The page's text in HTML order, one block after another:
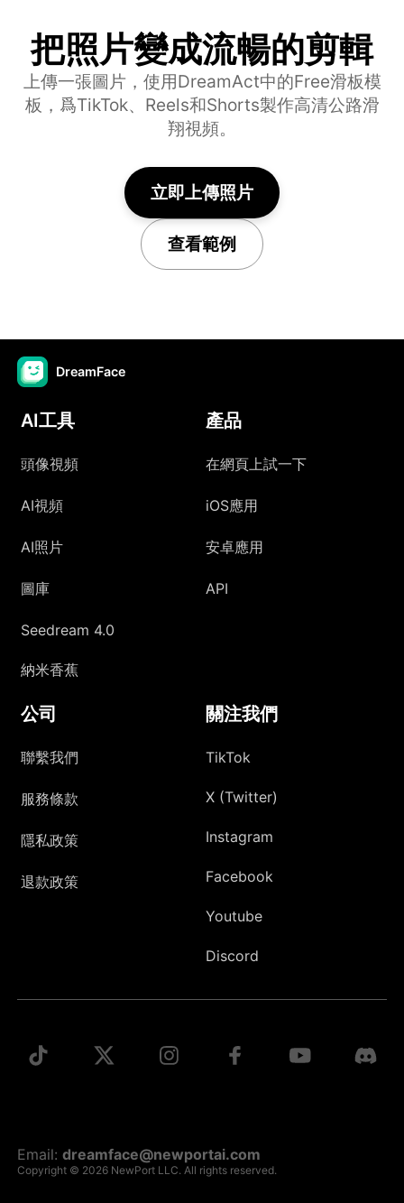
把照片變成流暢的剪輯
上傳一張圖片，使用DreamAct中的Free滑板模
板，爲TikTok、Reels和Shorts製作高清公路滑
翔視頻。
立即上傳照片
查看範例
DreamFace
AI工具
頭像視頻
AI視頻
AI照片
圖庫
Seedream 4.0
納米香蕉
產品
在網頁上試一下
iOS應用
安卓應用
API
公司
聯繫我們
服務條款
隱私政策
退款政策
關注我們
TikTok
X (Twitter)
Instagram
Facebook
Youtube
Discord
Email:dreamface@newportai.com